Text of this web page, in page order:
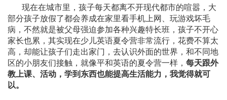
现在在城市里，孩子每天都离不开现代都市的喧嚣，大
部分孩子放假了都会养成在家里看手机上网、玩游戏坏毛
病，不然就是被父母强迫参加各种兴趣特长班，孩子不开心
家长也累，其实现在少儿英语夏令营非常流行，花费不算太
高，却能让孩子们走出家门，去认识外面的世界，和不同地
区的小朋友们接触，就像平和英语的夏令营一样， 每天跟外
教上课、活动，学到东西也能提高生活能力，我觉得就可
以。